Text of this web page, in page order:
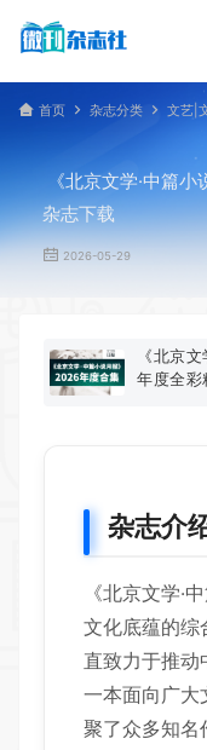
首页 杂志分类 文艺|
《北京文学·中篇
杂志下载
2026-05-29
《北京
年度全彩
杂志介
《北京文学·
文化底蕴的综
直致力于推动
一本面向广大
聚了众多知名